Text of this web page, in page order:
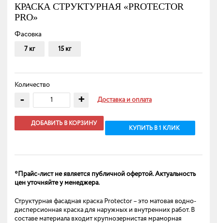
КРАСКА СТРУКТУРНАЯ «PROTECTOR
PRO»
Фасовка
7 кг 15 кг
Количество
- + Доставка и оплата
ДОБАВИТЬ В КОРЗИНУ
КУПИТЬ В 1 КЛИК
*Прайс-лист не является публичной офертой. Актуальность
цен уточняйте у менеджера.
Структурная фасадная краска Protector – это матовая водно-
дисперсионная краска для наружных и внутренних работ. В
составе материала входит крупнозернистая мраморная